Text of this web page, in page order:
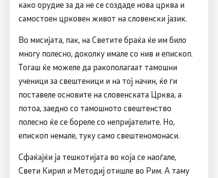
како орудие за да не се создаде нова црква и
самостоен црковен живот на словенски јазик.
Во мисијата, пак, на Светите браќа ќе им било
многу полесно, доколку имале со нив и епископ.
Тогаш ќе можеле да ракополагаат тамошни
ученици за свештеници и на тој начин, ќе ги
поставеле основите на словенската Црква, а
потоа, заедно со тамошното свештенство
полесно ќе се бореле со непријателите. Но,
епископ немале, туку само свештеномонаси.
Сфаќајќи ја тешкотијата во која се наоѓале,
Свети Кирил и Методиј отишле во Рим. А таму